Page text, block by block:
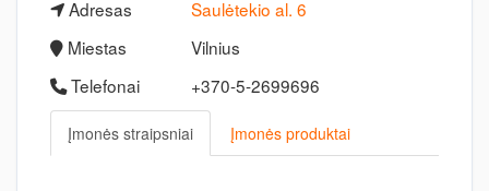
Adresas
Saulėtekio al. 6
Miestas
Vilnius
Telefonai
+370-5-2699696
Įmonės straipsniai Įmonės produktai